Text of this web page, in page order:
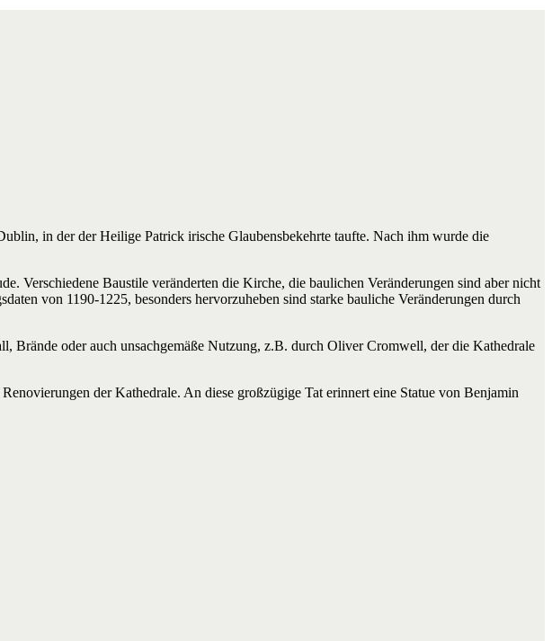
in der der Heilige Patrick irische Glaubensbekehrte taufte. Nach ihm wurde die
Verschiedene Baustile veränderten die Kirche, die baulichen Veränderungen sind aber nicht
von 1190-1225, besonders hervorzuheben sind starke bauliche Veränderungen durch
Brände oder auch unsachgemäße Nutzung, z.B. durch Oliver Cromwell, der die Kathedrale
der Kathedrale. An diese großzügige Tat erinnert eine Statue von Benjamin